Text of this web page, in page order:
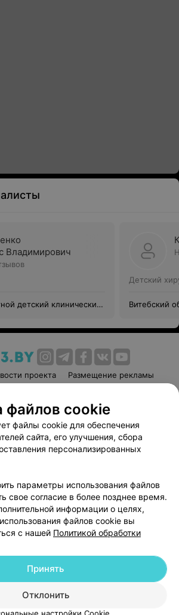
Владимирович
детский клинический
Детский
Витебский
проекта
Размещение рекламы
соглашение
Способы оплаты
Вакансии
Партнеры
руководителю 103.by
персональных данных
УНП 191700409
| 220012, Республика Беларусь,
поддержки +375 291212755
файлов cookie
файлы cookie для обеспечения
сайта, его улучшения, сбора
персонализированных
параметры использования файлов
свое согласие в более позднее время.
информации о целях,
файлов cookie вы
с нашей Политикой обработки
Отклонить
Принять